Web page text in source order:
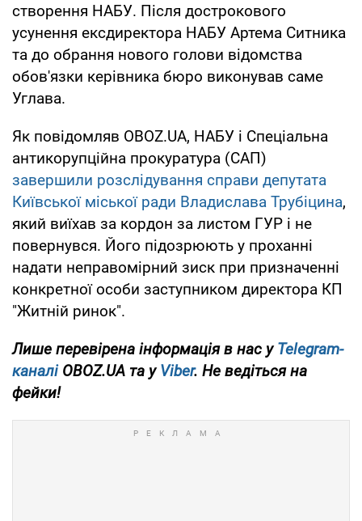
створення НАБУ. Після дострокового
усунення ексдиректора НАБУ Артема Ситника
та до обрання нового голови відомства
обов'язки керівника бюро виконував саме
Углава.
Як повідомляв OBOZ.UA, НАБУ і Спеціальна
антикорупційна прокуратура (САП)
завершили розслідування справи депутата
Київської міської ради Владислава Трубіцина,
який виїхав за кордон за листом ГУР і не
повернувся. Його підозрюють у проханні
надати неправомірний зиск при призначенні
конкретної особи заступником директора КП
"Житній ринок".
Лише перевірена інформація в нас уTelegram-
каналіOBOZ.UA та уViber. Не ведіться на
фейки!